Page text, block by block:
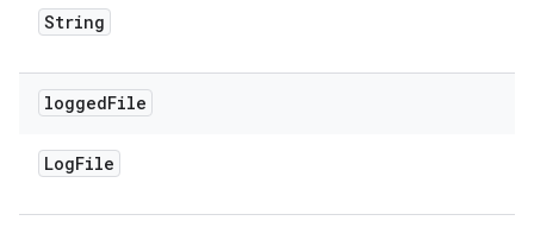
String
loggedFile
LogFile